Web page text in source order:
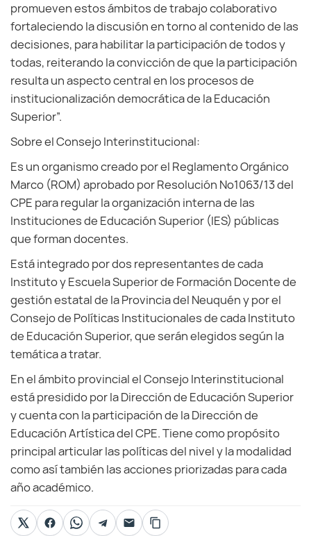
promueven estos ámbitos de trabajo colaborativo
fortaleciendo la discusión en torno al contenido de las
decisiones, para habilitar la participación de todos y
todas, reiterando la convicción de que la participación
resulta un aspecto central en los procesos de
institucionalización democrática de la Educación
Superior”.
Sobre el Consejo Interinstitucional:
Es un organismo creado por el Reglamento Orgánico
Marco (ROM) aprobado por Resolución Nº1063/13 del
CPE para regular la organización interna de las
Instituciones de Educación Superior (IES) públicas
que forman docentes.
Está integrado por dos representantes de cada
Instituto y Escuela Superior de Formación Docente de
gestión estatal de la Provincia del Neuquén y por el
Consejo de Políticas Institucionales de cada Instituto
de Educación Superior, que serán elegidos según la
temática a tratar.
En el ámbito provincial el Consejo Interinstitucional
está presidido por la Dirección de Educación Superior
y cuenta con la participación de la Dirección de
Educación Artística del CPE. Tiene como propósito
principal articular las políticas del nivel y la modalidad
como así también las acciones priorizadas para cada
año académico.